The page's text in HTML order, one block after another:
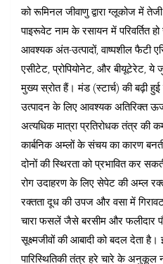
को रूमिनल जीवाणु द्वारा ग्लूकोज में
पाइरूवेट नाम के रसायन में परिवर्तित
आवश्यक अंत-उत्पादों, वाष्पशील फैटी
एसीटेट, प्रोपियोनेट, और बीयूटेरेट, ये
मुख्य स्रोत हैं। मंड (स्टार्च) की बढ़ी हुई
उत्पादन के लिए आवश्यक अतिरिक्त
अत्यधिक मात्रा प्रतिरोधक तंत्र की
कार्बनिक अम्लों के संचय का कारण
दोनों की स्थिरता को प्रभावित कर
रोग उदाहरण के लिए सेपेट की अम्ल
रक्तता दूध की उपज और वसा में
चारा फसलें जैसे बरसीम और फलीदार
सूक्ष्मजीवों की आबादी को बदल देता
पारिस्थितिकी तंत्र हरे चारे के अनुकूल